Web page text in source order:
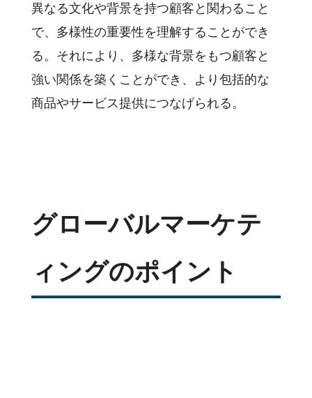
異なる文化や背景を持つ顧客と関わること
で、多様性の重要性を理解することができ
る。それにより、多様な背景をもつ顧客と
強い関係を築くことができ、より包括的な
商品やサービス提供につなげられる。
グローバルマーケテ
ィングのポイント